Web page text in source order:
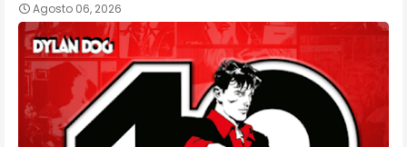
Agosto 06, 2026